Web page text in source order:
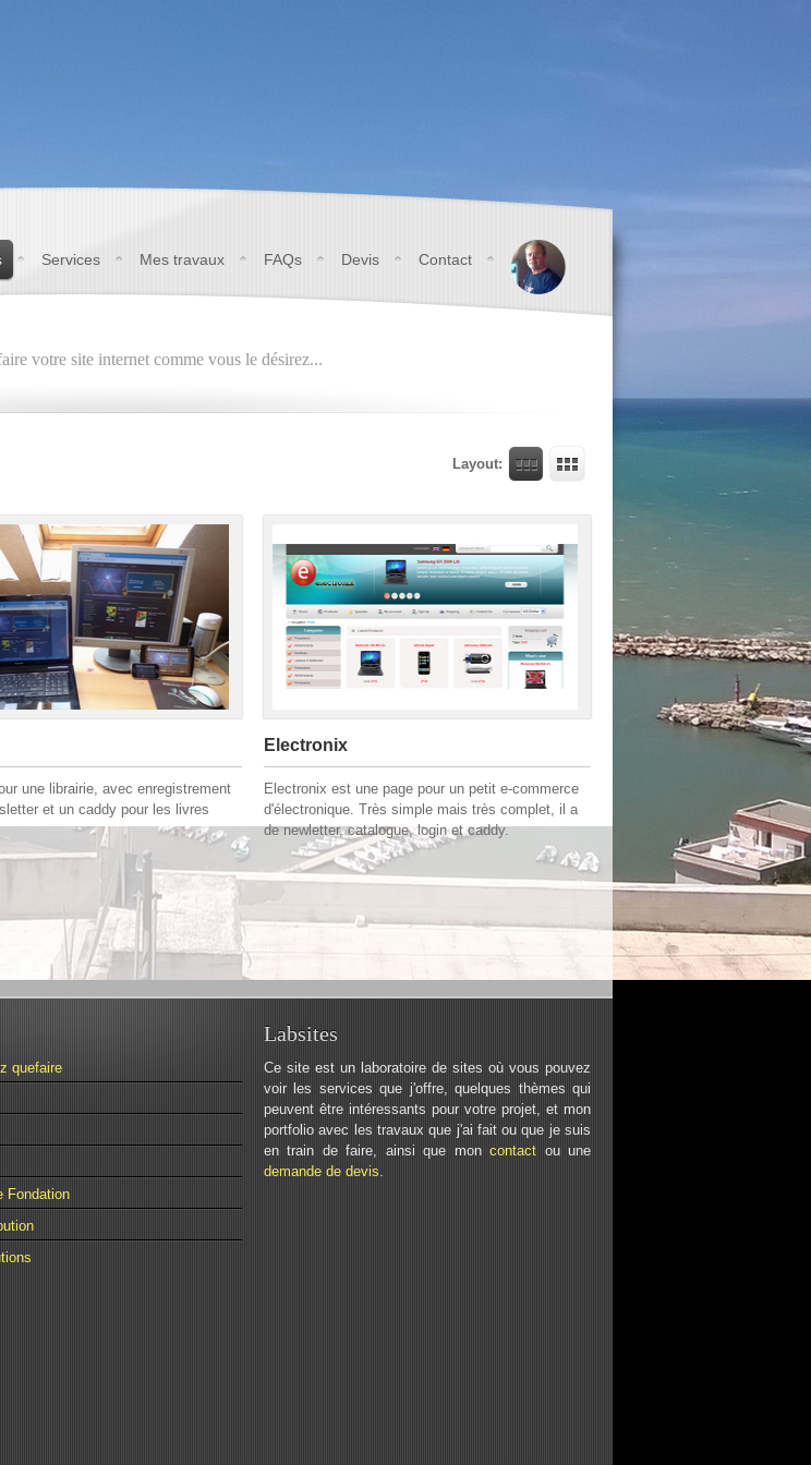
Services Mes travaux FAQs Devis Contact
votre site internet comme vous le désirez...
Layout:
une librairie, avec enregistrement
et un caddy pour les livres
Electronix
Electronix est une page pour un petit e-commerce
d'électronique. Très simple mais très complet, il a
de newletter, catalogue, login et caddy.
quefaire
Fondation
Labsites
Ce site est un laboratoire de sites où vous pouvez
voir les services que j'offre, quelques thèmes qui
peuvent être intéressants pour votre projet, et mon
portfolio avec les travaux que j'ai fait ou que je suis
en train de faire, ainsi que moncontact ou une
demande de devis.